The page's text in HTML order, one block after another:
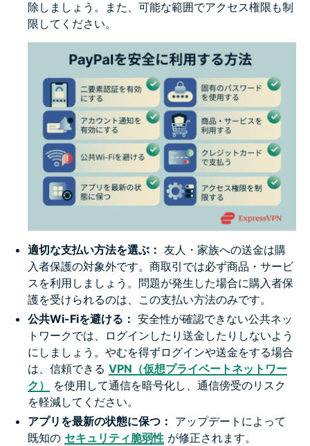
除しましょう。また、可能な範囲でアクセス権限も制
限してください。
適切な支払い方法を選ぶ： 友人・家族への送金は購
入者保護の対象外です。商取引では必ず商品・サービ
スを利用しましょう。問題が発生した場合に購入者保
護を受けられるのは、この支払い方法のみです。
公共Wi-Fiを避ける： 安全性が確認できない公共ネッ
トワークでは、ログインしたり送金したりしないよう
にしましょう。やむを得ずログインや送金をする場合
は、信頼できる VPN（仮想プライベートネットワー
ク）
を使用して通信を暗号化し、通信傍受のリスク
を軽減してください。
アプリを最新の状態に保つ： アップデートによって
既知の セキュリティ脆弱性 が修正されます。